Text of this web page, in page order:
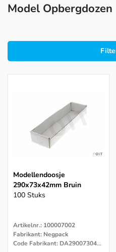
Model Opbergdozen
Modellendoosje
290x73x42mm Bruin
100 Stuks
Artikelnr.: 100007002
Fabrikant: Negpack
Code Fabrikant: DA290073042BB